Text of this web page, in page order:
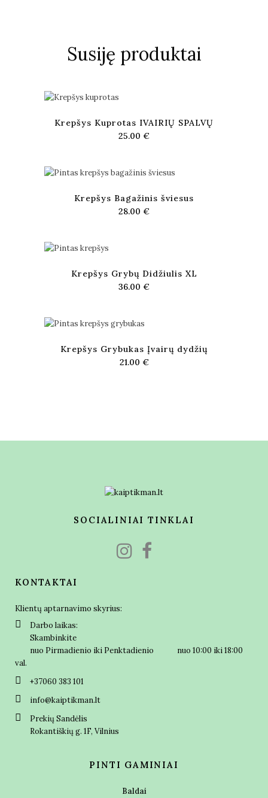
Susiję produktai
Krepšys Kuprotas IVAIRIŲ SPALVŲ
25.00 €
Krepšys Bagažinis šviesus
28.00 €
Krepšys Grybų Didžiulis XL
36.00 €
Krepšys Grybukas Įvairų dydžių
21.00 €
SOCIALINIAI TINKLAI
KONTAKTAI
Klientų aptarnavimo skyrius:
Darbo laikas:
Skambinkite
nuo Pirmadienio iki Penktadienio nuo 10:00 iki 18:00
val.
+37060 383 101
info@kaiptikman.lt
Prekių Sandėlis
Rokantiškių g. 1F, Vilnius
PINTI GAMINIAI
Baldai